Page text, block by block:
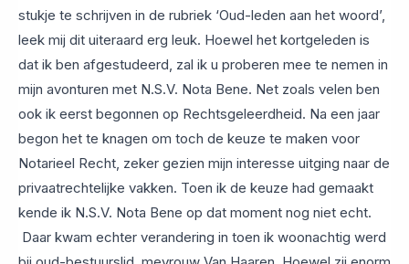
stukje te schrijven in de rubriek ‘Oud-leden aan het woord’,
leek mij dit uiteraard erg leuk. Hoewel het kortgeleden is
dat ik ben afgestudeerd, zal ik u proberen mee te nemen in
mijn avonturen met N.S.V. Nota Bene. Net zoals velen ben
ook ik eerst begonnen op Rechtsgeleerdheid. Na een jaar
begon het te knagen om toch de keuze te maken voor
Notarieel Recht, zeker gezien mijn interesse uitging naar de
privaatrechtelijke vakken. Toen ik de keuze had gemaakt
kende ik N.S.V. Nota Bene op dat moment nog niet echt.
Daar kwam echter verandering in toen ik woonachtig werd